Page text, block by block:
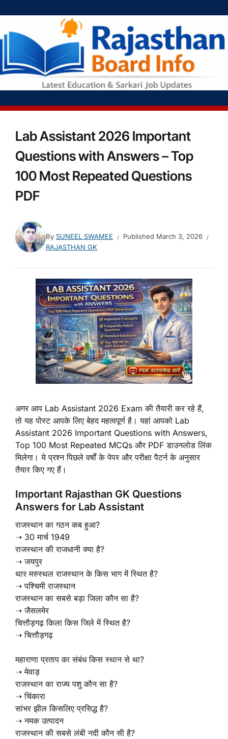
Lab Assistant 2026 Important
Questions with Answers – Top
100 Most Repeated Questions
PDF
By SUNEEL SWAMEE Published March 3, 2026
RAJASTHAN GK
अगर आप Lab Assistant 2026 Exam की तैयारी कर रहे हैं,
तो यह पोस्ट आपके लिए बेहद महत्वपूर्ण है। यहां आपको Lab
Assistant 2026 Important Questions with Answers,
Top 100 Most Repeated MCQs और PDF डाउनलोड लिंक
मिलेगा। ये प्रश्न पिछले वर्षों के पेपर और परीक्षा पैटर्न के अनुसार
तैयार किए गए हैं।
Important Rajasthan GK Questions
Answers for Lab Assistant
राजस्थान का गठन कब हुआ?
➝ 30 मार्च 1949
राजस्थान की राजधानी क्या है?
➝ जयपुर
थार मरुस्थल राजस्थान के किस भाग में स्थित है?
➝ पश्चिमी राजस्थान
राजस्थान का सबसे बड़ा जिला कौन सा है?
➝ जैसलमेर
चित्तौड़गढ़ किला किस जिले में स्थित है?
➝ चित्तौड़गढ़
महाराणा प्रताप का संबंध किस स्थान से था?
➝ मेवाड़
राजस्थान का राज्य पशु कौन सा है?
➝ चिंकारा
सांभर झील किसलिए प्रसिद्ध है?
➝ नमक उत्पादन
राजस्थान की सबसे लंबी नदी कौन सी है?